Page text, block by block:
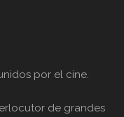
por el cine.
de grandes